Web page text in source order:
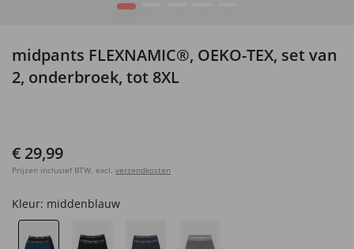
1
midpants FLEXNAMIC®, OEKO-TEX, set van
2, onderbroek, tot 8XL
€ 29,99
Prijzen inclusief BTW, excl. verzendkosten
Kleur: middenblauw